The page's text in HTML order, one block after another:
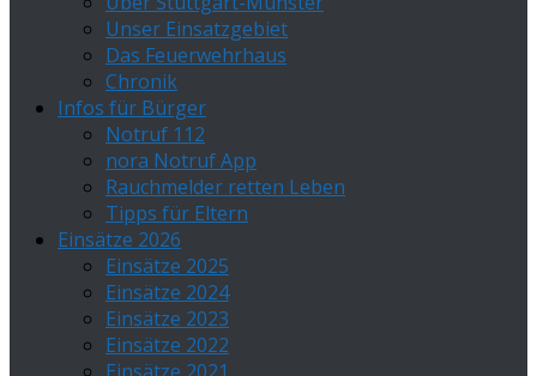
Unser Einsatzgebiet
Das Feuerwehrhaus
Chronik
Infos für Bürger
Notruf 112
nora Notruf App
Rauchmelder retten Leben
Tipps für Eltern
Einsätze 2026
Einsätze 2025
Einsätze 2024
Einsätze 2023
Einsätze 2022